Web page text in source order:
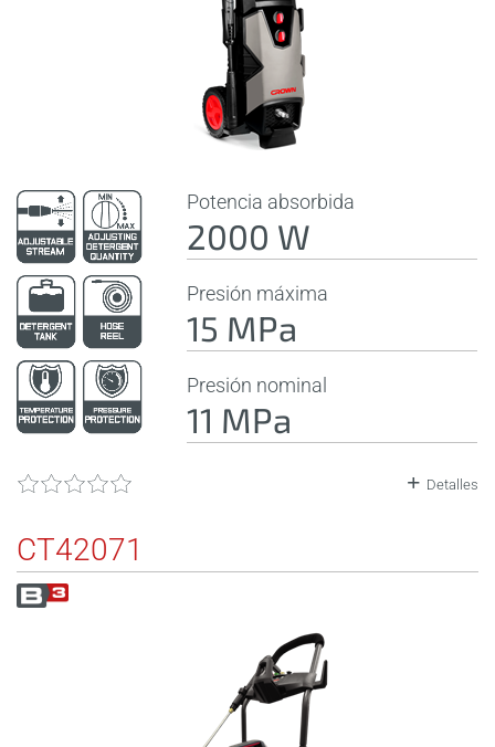
Potencia absorbida
2000 W
Presión máxima
15 MPa
Presión nominal
11 MPa
Detalles
CT42071